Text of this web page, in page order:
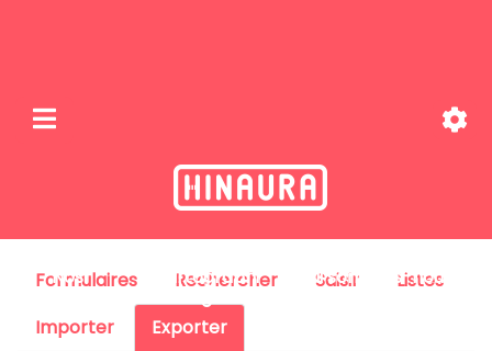
Nos
Cartographi
e
Qui sommes-nous
Formulaires Rechercher Saisir
Listes
Importer
Exporter